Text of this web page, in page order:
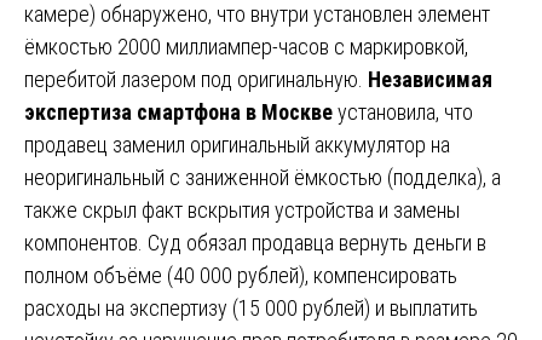
камере) обнаружено, что внутри установлен элемент
ёмкостью 2000 миллиампер-часов с маркировкой,
перебитой лазером под оригинальную. Независимая
экспертиза смартфона в Москвеустановила, что
продавец заменил оригинальный аккумулятор на
неоригинальный с заниженной ёмкостью (подделка), а
также скрыл факт вскрытия устройства и замены
компонентов. Суд обязал продавца вернуть деньги в
полном объёме (40 000 рублей), компенсировать
расходы на экспертизу (15 000 рублей) и выплатить